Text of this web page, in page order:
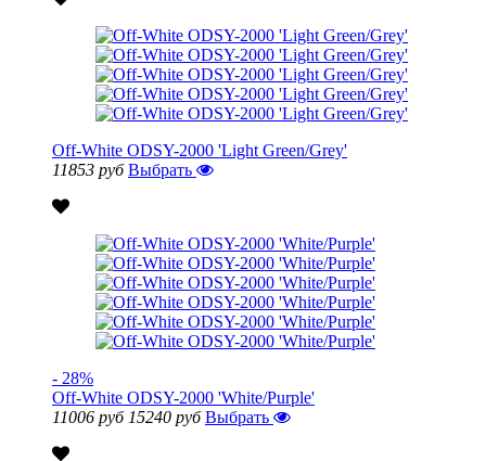
Off-White ODSY-2000 'Light Green/Grey'
11853 руб Выбрать
- 28%
Off-White ODSY-2000 'White/Purple'
11006 руб 15240 руб Выбрать